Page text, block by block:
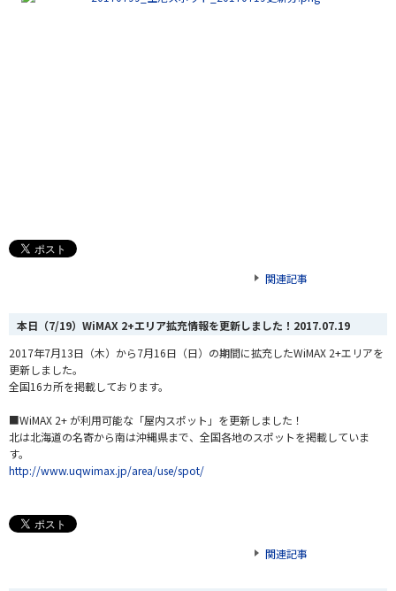
関連記事
本日（7/19）WiMAX 2+エリア拡充情報を更新しました！ 2017.07.19
2017年7月13日（木）から7月16日（日）の期間に拡充したWiMAX 2+エリアを
更新しました。
全国16カ所を掲載しております。
■WiMAX 2+ が利用可能な「屋内スポット」を更新しました！
北は北海道の名寄から南は沖縄県まで、全国各地のスポットを掲載していま
す。
http://www.uqwimax.jp/area/use/spot/
関連記事